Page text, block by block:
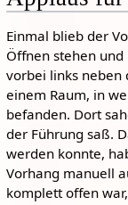
Einmal blieb der
Öffnen stehen
vorbei links neben
einem Raum, in
befanden. Dort
der Führung saß.
werden konnte,
Vorhang manuell
komplett offen